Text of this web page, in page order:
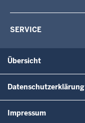
SERVICE
Übersicht
Datenschutzerklärung
Impressum